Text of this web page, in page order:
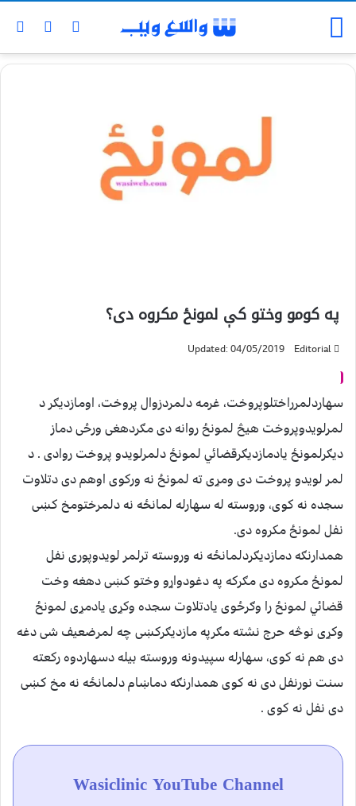
په كومو وختو كې لمونځ مكروه دى؟
Editorial
Updated: 04/05/2019
سهاردلمرراختلوپروخت، غرمه دلمردزوال پروخت، اومازديګر د
لمرلويدوپروخت هيڅ لمونځ روانه دى مګردهغى ورځى دماز
ديګرلمونځ يادمازديګرقضائي لمونځ دلمرلويدو پروخت روادى . د
لمر لويدو پروخت دى ومړى ته لمونځ نه وركوى اوهم دى دتلاوت
سجده نه كوى، وروسته له سهارله لمانځه نه دلمرختومخ كښى
نفل لمونځ مكروه دى.
همدارنګه دمازديګردلمانځه نه وروسته ترلمر لويدوپورى نفل
لمونځ مكروه دى مګركه په دغودواړو وختو كښى دهغه وخت
قضائي لمونځ را وګرځوى يادتلاوت سجده وكړى يادمړى لمونځ
وكړى نوڅه حرج نشته مګرپه مازديګركښى چه لمرضعيف شى دغه
دى هم نه كوى، سهارله سپيدونه وروسته بيله دسهاردوه ركعته
سنت نورنفل دى نه كوى همدارنګه دماښام دلمانځه نه مخ كښى
دى نفل نه كوى .
Wasiclinic YouTube Channel